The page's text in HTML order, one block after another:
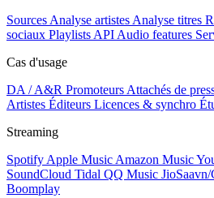
Sources Analyse artistes Analyse titres
sociaux Playlists API Audio features
Cas d'usage
DA / A&R Promoteurs Attachés de
Artistes Éditeurs Licences & synchro
Streaming
Spotify Apple Music Amazon Music
SoundCloud Tidal QQ Music JioSaavn/
Boomplay